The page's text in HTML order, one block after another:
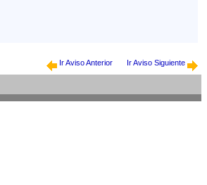
Ir Aviso Anterior Ir Aviso Siguiente